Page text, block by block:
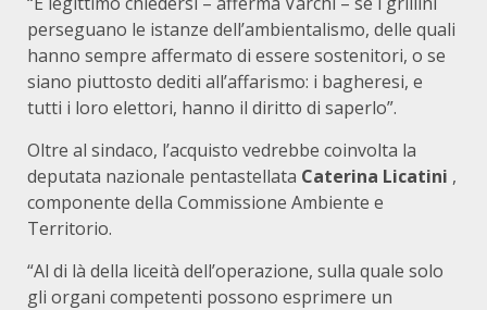
perseguano le istanze dell’ambientalismo, delle quali
hanno sempre affermato di essere sostenitori, o se
siano piuttosto dediti all’affarismo: i bagheresi, e
tutti i loro elettori, hanno il diritto di saperlo”.
Oltre al sindaco, l’acquisto vedrebbe coinvolta la
deputata nazionale pentastellata Caterina Licatini ,
componente della Commissione Ambiente e
Territorio.
“Al di là della liceità dell’operazione, sulla quale solo
gli organi competenti possono esprimere un